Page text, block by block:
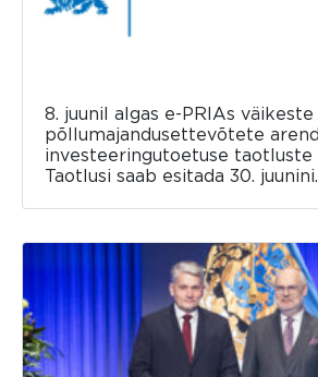
8. juunil algas e-PRIAs väikeste
põllumajandusettevõtete
investeeringutoetuse taotluste
Taotlusi saab esitada 30. juunini.